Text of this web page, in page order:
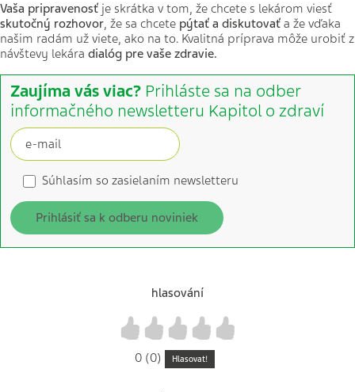
Vaša pripravenosť je skrátka v tom, že chcete s lekárom viesť
skutočný rozhovor, že sa chcete pýtať a diskutovať a že vďaka
našim radám už viete, ako na to. Kvalitná príprava môže urobiť z
návštevy lekára dialóg pre vaše zdravie.
Zaujíma vás viac? Prihláste sa na odber
informačného newsletteru Kapitol o zdraví
Súhlasím so zasielaním newsletteru
Prihlásiť sa k odberu noviniek
hlasování
4
3
2
1
0 (0) Hlasovat!